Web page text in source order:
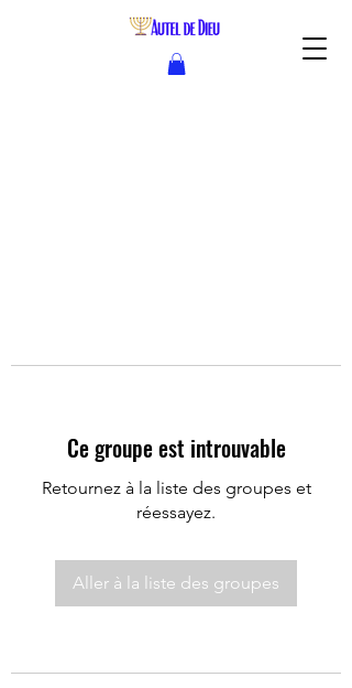
Ce groupe est introuvable
Retournez à la liste des groupes et
réessayez.
Aller à la liste des groupes